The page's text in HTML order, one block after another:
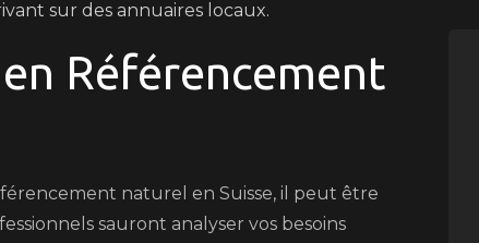
sur des annuaires locaux.
Référencement
naturel en Suisse, il peut être
sauront analyser vos besoins